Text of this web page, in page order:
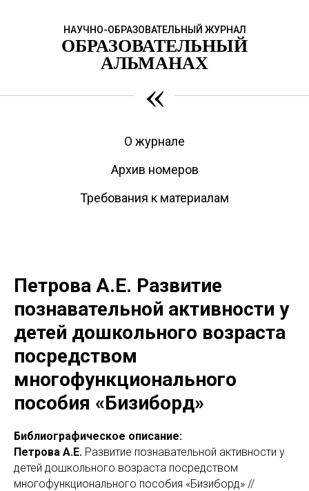
НАУЧНО-ОБРАЗОВАТЕЛЬНЫЙ ЖУРНАЛ
ОБРАЗОВАТЕЛЬНЫЙ
АЛЬМАНАХ
«
О журнале
Архив номеров
Требования к материалам
Петрова А.Е. Развитие
познавательной активности у
детей дошкольного возраста
посредством
многофункционального
пособия «Бизиборд»
Библиографическое описание:
Петрова А.Е. Развитие познавательной активности у
детей дошкольного возраста посредством
многофункционального пособия «Бизиборд» //